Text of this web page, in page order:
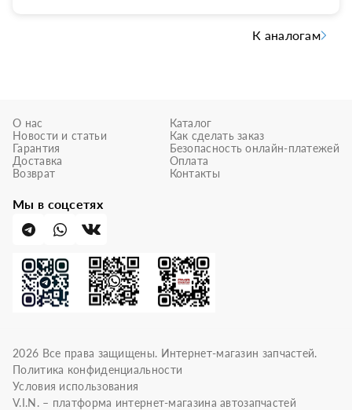
К аналогам
О нас
Новости и статьи
Гарантия
Доставка
Возврат
Каталог
Как сделать заказ
Безопасность онлайн-платежей
Оплата
Контакты
Мы в соцсетях
2026 Все права защищены. Интернет-магазин запчастей.
Политика конфиденциальности
Условия использования
V.I.N. – платформа интернет-магазина автозапчастей